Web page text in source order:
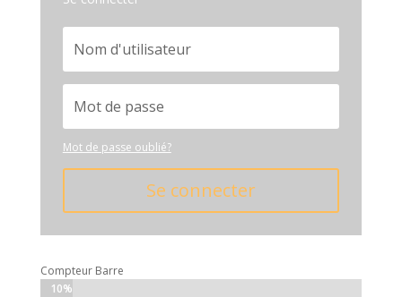
Mot de passe oublié?
Se connecter
Compteur Barre
10%
10%